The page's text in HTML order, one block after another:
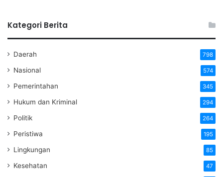
Kategori Berita
Daerah 798
Nasional 574
Pemerintahan 345
Hukum dan Kriminal 294
Politik 264
Peristiwa 195
Lingkungan 85
Kesehatan 47